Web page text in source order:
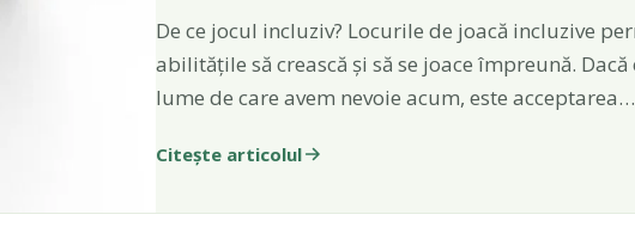
De ce jocul incluziv? Locurile de joacă incluzive
abilitățile să crească și să se joace împreună.
lume de care avem nevoie acum, este acceptarea…
Citește articolul